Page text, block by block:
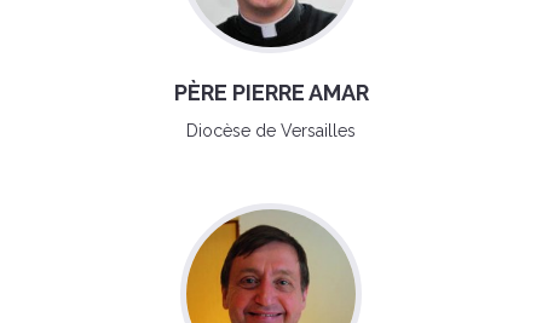
PÈRE PIERRE AMAR
Diocèse de Versailles